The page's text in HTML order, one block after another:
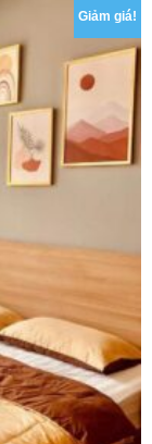
Giảm giá!